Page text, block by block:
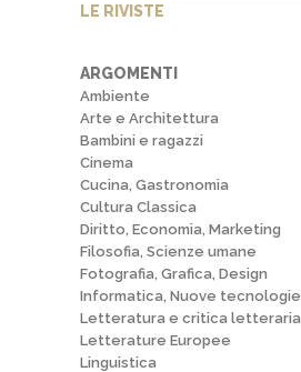
LE RIVISTE
ARGOMENTI
Ambiente
Arte e Architettura
Bambini e ragazzi
Cinema
Cucina, Gastronomia
Cultura Classica
Diritto, Economia, Marketing
Filosofia, Scienze umane
Fotografia, Grafica, Design
Informatica, Nuove tecnologie
Letteratura e critica letteraria
Letterature Europee
Linguistica